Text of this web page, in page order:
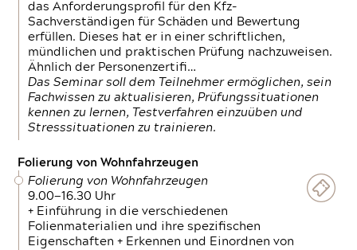
das Anforderungsprofil für den Kfz-
Sachverständigen für Schäden und Bewertung
erfüllen. Dieses hat er in einer schriftlichen,
mündlichen und praktischen Prüfung nachzuweisen.
Ähnlich der Personenzertifi…
Das Seminar soll dem Teilnehmer ermöglichen, sein
Fachwissen zu aktualisieren, Prüfungssituationen
kennen zu lernen, Testverfahren einzuüben und
Stresssituationen zu trainieren.
Folierung von Wohnfahrzeugen
Folierung von Wohnfahrzeugen
9.00—16.30 Uhr
+ Einführung in die verschiedenen
Folienmaterialien und ihre spezifischen
Eigenschaften + Erkennen und Einordnen von